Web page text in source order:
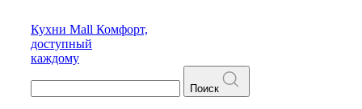
Кухни Mall Комфорт,
доступный
каждому
Поиск